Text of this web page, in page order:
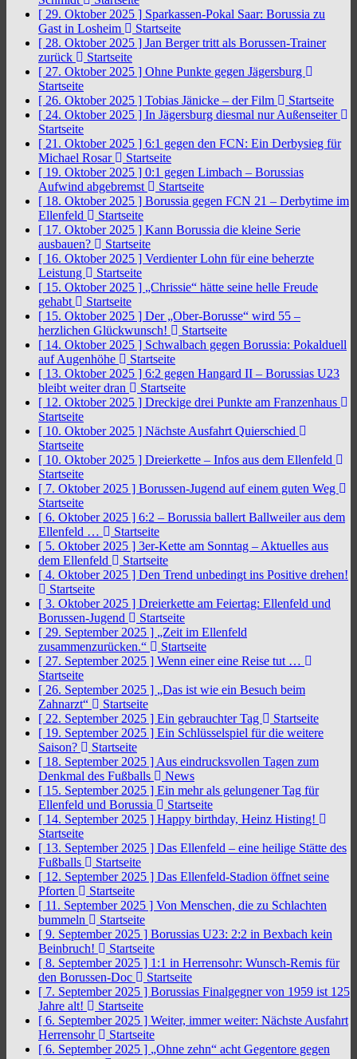
[ 29. Oktober 2025 ] Sparkassen-Pokal Saar: Borussia zu
Gast in Losheim
Startseite
[ 28. Oktober 2025 ] Jan Berger tritt als Borussen-Trainer
zurück
Startseite
[ 27. Oktober 2025 ] Ohne Punkte gegen Jägersburg
Startseite
[ 26. Oktober 2025 ] Tobias Jänicke – der Film
Startseite
[ 24. Oktober 2025 ] In Jägersburg diesmal nur Außenseiter
Startseite
[ 21. Oktober 2025 ] 6:1 gegen den FCN: Ein Derbysieg für
Michael Rosar
Startseite
[ 19. Oktober 2025 ] 0:1 gegen Limbach – Borussias
Aufwind abgebremst
Startseite
[ 18. Oktober 2025 ] Borussia gegen FCN 21 – Derbytime im
Ellenfeld
Startseite
[ 17. Oktober 2025 ] Kann Borussia die kleine Serie
ausbauen?
Startseite
[ 16. Oktober 2025 ] Verdienter Lohn für eine beherzte
Leistung
Startseite
[ 15. Oktober 2025 ] „Chrissie“ hätte seine helle Freude
gehabt
Startseite
[ 15. Oktober 2025 ] Der „Ober-Borusse“ wird 55 –
herzlichen Glückwunsch!
Startseite
[ 14. Oktober 2025 ] Schwalbach gegen Borussia: Pokalduell
auf Augenhöhe
Startseite
[ 13. Oktober 2025 ] 6:2 gegen Hangard II – Borussias U23
bleibt weiter dran
Startseite
[ 12. Oktober 2025 ] Dreckige drei Punkte am Franzenhaus
Startseite
[ 10. Oktober 2025 ] Nächste Ausfahrt Quierschied
Startseite
[ 10. Oktober 2025 ] Dreierkette – Infos aus dem Ellenfeld
Startseite
[ 7. Oktober 2025 ] Borussen-Jugend auf einem guten Weg
Startseite
[ 6. Oktober 2025 ] 6:2 – Borussia ballert Ballweiler aus dem
Ellenfeld …
Startseite
[ 5. Oktober 2025 ] 3er-Kette am Sonntag – Aktuelles aus
dem Ellenfeld
Startseite
[ 4. Oktober 2025 ] Den Trend unbedingt ins Positive drehen!
Startseite
[ 3. Oktober 2025 ] Dreierkette am Feiertag: Ellenfeld und
Borussen-Jugend
Startseite
[ 29. September 2025 ] „Zeit im Ellenfeld
zusammenzurücken.“
Startseite
[ 27. September 2025 ] Wenn einer eine Reise tut …
Startseite
[ 26. September 2025 ] „Das ist wie ein Besuch beim
Zahnarzt“
Startseite
[ 22. September 2025 ] Ein gebrauchter Tag
Startseite
[ 19. September 2025 ] Ein Schlüsselspiel für die weitere
Saison?
Startseite
[ 18. September 2025 ] Aus eindrucksvollen Tagen zum
Denkmal des Fußballs
News
[ 15. September 2025 ] Ein mehr als gelungener Tag für
Ellenfeld und Borussia
Startseite
[ 14. September 2025 ] Happy birthday, Heinz Histing!
Startseite
[ 13. September 2025 ] Das Ellenfeld – eine heilige Stätte des
Fußballs
Startseite
[ 12. September 2025 ] Das Ellenfeld-Stadion öffnet seine
Pforten
Startseite
[ 11. September 2025 ] Von Menschen, die zu Schlachten
bummeln
Startseite
[ 9. September 2025 ] Borussias U23: 2:2 in Bexbach kein
Beinbruch!
Startseite
[ 8. September 2025 ] 1:1 in Herrensohr: Wunsch-Remis für
den Borussen-Doc
Startseite
[ 7. September 2025 ] Borussias Finalgegner von 1959 ist 125
Jahre alt!
Startseite
[ 6. September 2025 ] Weiter, immer weiter: Nächste Ausfahrt
Herrensohr
Startseite
[ 6. September 2025 ] „Ohne zehn“ acht Gegentore gegen